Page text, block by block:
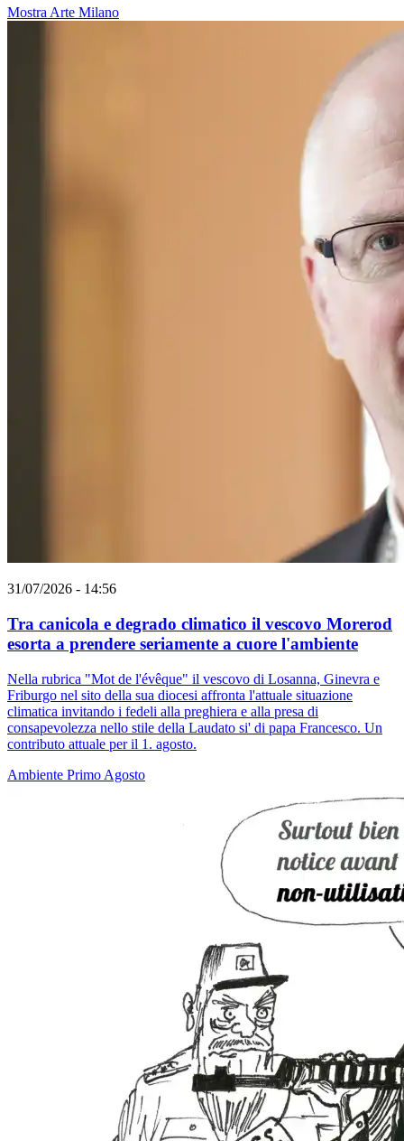
Mostra Arte Milano
31/07/2026 - 14:56
Tra canicola e degrado climatico il vescovo Morerod
esorta a prendere seriamente a cuore l'ambiente
Nella rubrica "Mot de l'évêque" il vescovo di Losanna, Ginevra e
Friburgo nel sito della sua diocesi affronta l'attuale situazione
climatica invitando i fedeli alla preghiera e alla presa di
consapevolezza nello stile della Laudato si' di papa Francesco. Un
contributo attuale per il 1. agosto.
Ambiente Primo Agosto